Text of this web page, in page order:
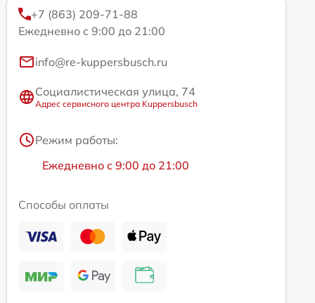
+7 (863) 209-71-88
Ежедневно с 9:00 до 21:00
info@re-kuppersbusch.ru
Социалистическая улица, 74
Адрес сервисного центра Kuppersbusch
Режим работы:
Ежедневно с 9:00 до 21:00
Способы оплаты